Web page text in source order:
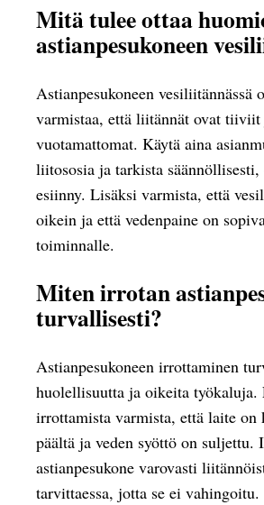
Mitä tulee ottaa
astianpesukoneen
Astianpesukoneen vesiliitännässä
varmistaa, että liitännät ovat
vuotamattomat. Käytä aina
liitososia ja tarkista
esiinny. Lisäksi varmista, että
oikein ja että vedenpaine on
toiminnalle.
Miten irrotan
turvallisesti?
Astianpesukoneen irrottaminen
huolellisuutta ja oikeita työkaluja.
irrottamista varmista, että laite
päältä ja veden syöttö on suljettu.
astianpesukone varovasti
tarvittaessa, jotta se ei